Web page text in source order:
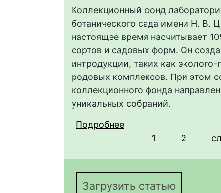
Коллекционный фонд
ботанического сада имени Н. В.
настоящее время насчитывает
сортов и садовых форм. Он
интродукции, таких как
родовых комплексов. При этом
коллекционного фонда
уникальных собраний.
Подробнее
декоративных
1 2
Загрузить статью